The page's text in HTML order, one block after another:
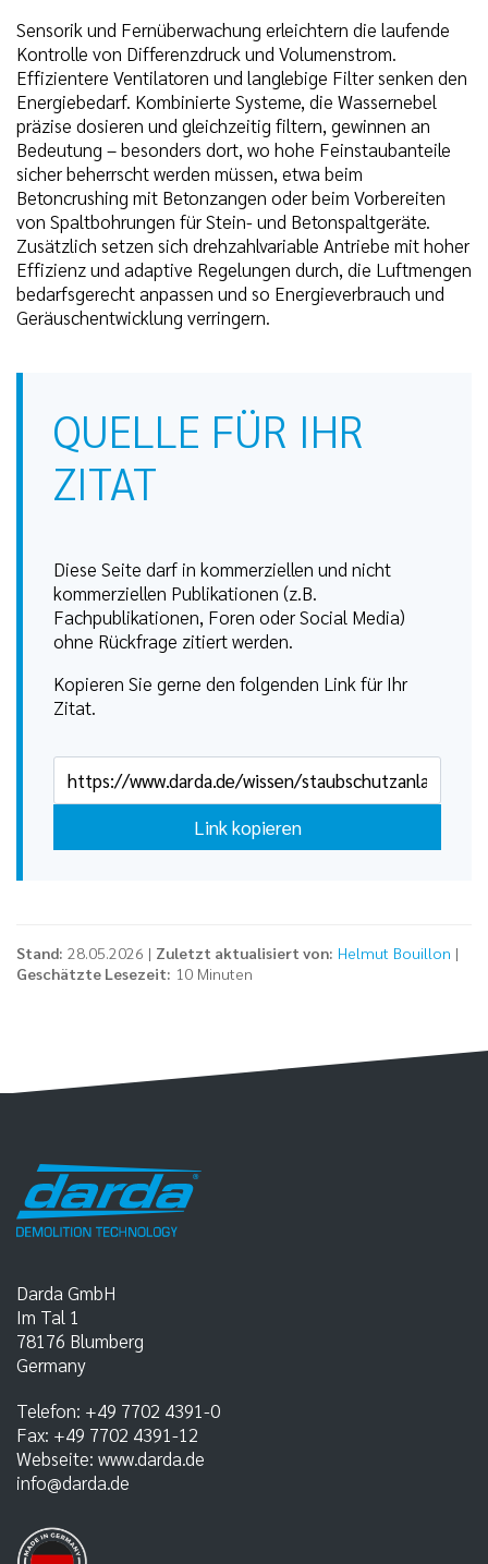
Sensorik und Fernüberwachung erleichtern die laufende
Kontrolle von Differenzdruck und Volumenstrom.
Effizientere Ventilatoren und langlebige Filter senken den
Energiebedarf. Kombinierte Systeme, die Wassernebel
präzise dosieren und gleichzeitig filtern, gewinnen an
Bedeutung – besonders dort, wo hohe Feinstaubanteile
sicher beherrscht werden müssen, etwa beim
Betoncrushing mit Betonzangen oder beim Vorbereiten
von Spaltbohrungen für Stein- und Betonspaltgeräte.
Zusätzlich setzen sich drehzahlvariable Antriebe mit hoher
Effizienz und adaptive Regelungen durch, die Luftmengen
bedarfsgerecht anpassen und so Energieverbrauch und
Geräuschentwicklung verringern.
QUELLE FÜR IHR
ZITAT
Diese Seite darf in kommerziellen und nicht
kommerziellen Publikationen (z.B.
Fachpublikationen, Foren oder Social Media)
ohne Rückfrage zitiert werden.
Kopieren Sie gerne den folgenden Link für Ihr
Zitat.
Link kopieren
Stand: 28.05.2026 | Zuletzt aktualisiert von: Helmut Bouillon |
Geschätzte Lesezeit: 10 Minuten
Darda GmbH
Im Tal 1
78176 Blumberg
Germany
Telefon: +49 7702 4391-0
Fax: +49 7702 4391-12
Webseite: www.darda.de
info@darda.de